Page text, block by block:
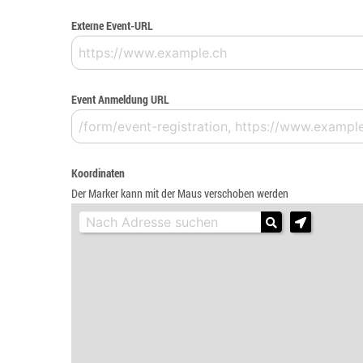
Externe Event-URL
Event Anmeldung URL
Koordinaten
Der Marker kann mit der Maus verschoben werden